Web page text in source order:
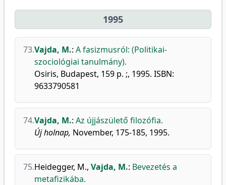
1995
73.Vajda, M.: A fasizmusról: (Politikai-
szociológiai tanulmány).
Osiris, Budapest, 159 p. ;, 1995. ISBN:
9633790581
74.Vajda, M.: Az újjászülető filozófia.
Új holnap, November, 175-185, 1995.
75.Heidegger, M., Vajda, M.: Bevezetés a
metafizikába.